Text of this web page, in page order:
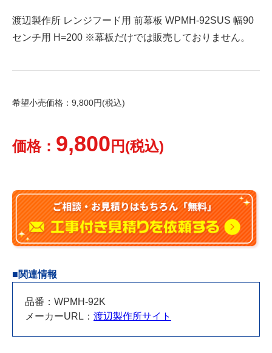
渡辺製作所 レンジフード用 前幕板 WPMH-92SUS 幅90
センチ用 H=200 ※幕板だけでは販売しておりません。
希望小売価格：9,800円(税込)
価格： 9,800 円(税込)
■関連情報
品番：WPMH-92K
メーカーURL： 渡辺製作所サイト